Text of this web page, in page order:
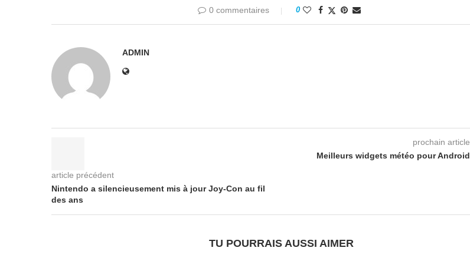
0 commentaires 0
ADMIN
article précédent
Nintendo a silencieusement mis à jour Joy-Con au fil
des ans
prochain article
Meilleurs widgets météo pour Android
TU POURRAIS AUSSI AIMER